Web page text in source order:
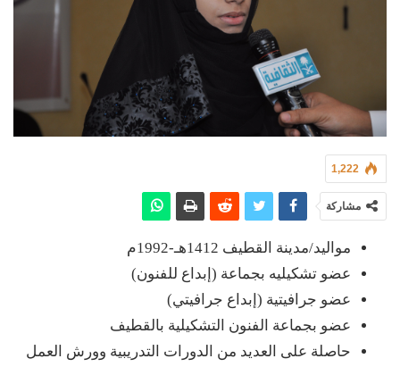
1,222
مشاركة
مواليد/مدينة القطيف 1412هـ-1992م
عضو تشكيليه بجماعة (إبداع للفنون)
عضو جرافيتية (إبداع جرافيتي)
عضو بجماعة الفنون التشكيلية بالقطيف
حاصلة على العديد من الدورات التدريبية وورش العمل